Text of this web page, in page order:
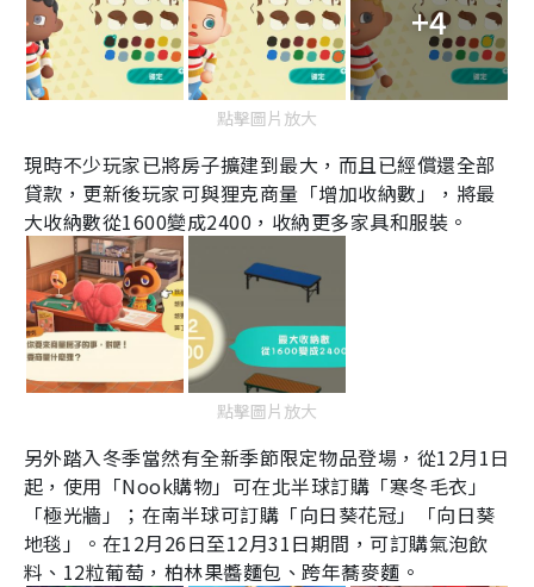
+4
點擊圖片放大
現時不少玩家已將房子擴建到最大，而且已經償還全部
貸款，更新後玩家可與狸克商量「增加收納數」，將最
大收納數從1600變成2400 ，收納更多家具和服裝。
點擊圖片放大
另外踏入冬季當然有全新季節限定物品登場，從12月1日
起，使用「Nook購物」可在北半球訂購「寒冬毛衣」
「極光牆」；在南半球可訂購「向日葵花冠」「向日葵
地毯」。在12月26日至12月31日期間，可訂購氣泡飲
料、 12粒葡萄，柏林果醬麵包、跨年蕎麥麵。